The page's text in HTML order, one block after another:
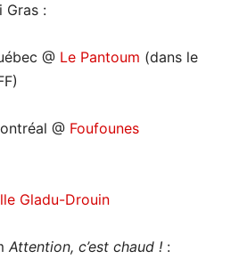
Gras :
@ Le Pantoum (dans le
@ Foufounes
Gladu-Drouin
Attention, c’est chaud ! :